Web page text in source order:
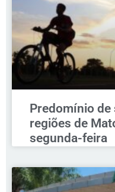
Predomínio de
regiões de
segunda-feira